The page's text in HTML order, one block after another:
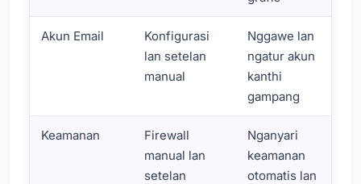
Akun Email
Konfigurasi
lan setelan
manual
Nggawe lan
ngatur akun
kanthi
gampang
Keamanan
Firewall
manual lan
setelan
Nganyari
keamanan
otomatis lan